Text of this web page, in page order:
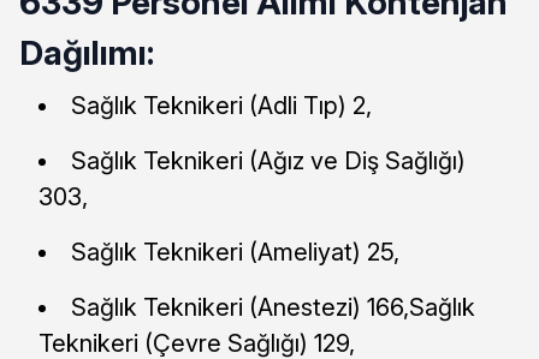
Dağılımı:
Sağlık Teknikeri (Adli Tıp) 2,
Sağlık Teknikeri (Ağız ve Diş Sağlığı)
303,
Sağlık Teknikeri (Ameliyat) 25,
Sağlık Teknikeri (Anestezi) 166,Sağlık
Teknikeri (Çevre Sağlığı) 129,